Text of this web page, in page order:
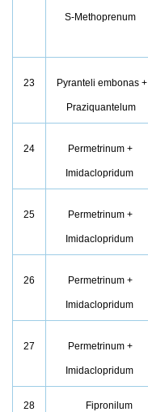
S-Methoprenum
23 Pyranteli embonas +
Praziquantelum
24 Permetrinum +
Imidaclopridum
25 Permetrinum +
Imidaclopridum
26 Permetrinum +
Imidaclopridum
27 Permetrinum +
Imidaclopridum
28 Fipronilum